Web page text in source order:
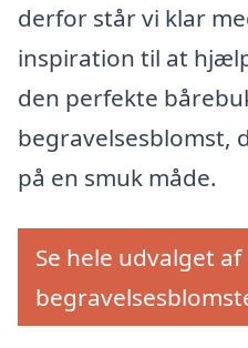
derfor står vi klar
inspiration til at
den perfekte
begravelsesblomst,
på en smuk måde.
Se hele udvalget af